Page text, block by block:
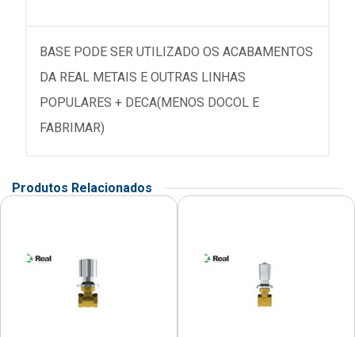
BASE PODE SER UTILIZADO OS ACABAMENTOS
DA REAL METAIS E OUTRAS LINHAS
POPULARES + DECA(MENOS DOCOL E
FABRIMAR)
Produtos Relacionados